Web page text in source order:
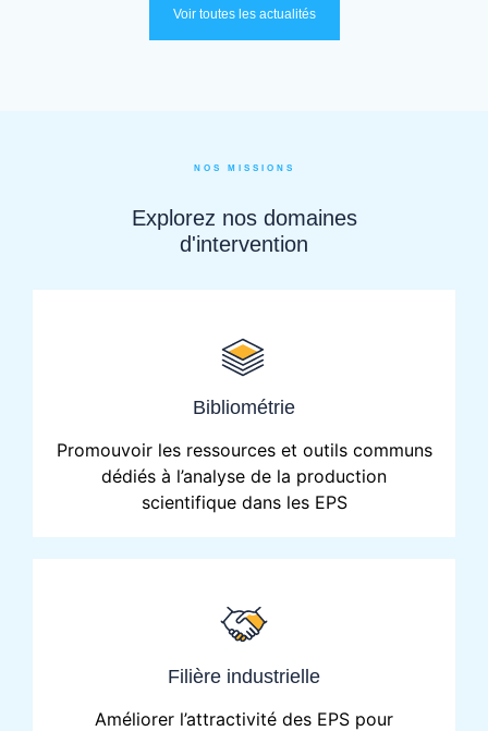
Voir toutes les actualités
NOS MISSIONS
Explorez nos domaines
d'intervention
Bibliométrie
Promouvoir les ressources et outils communs
dédiés à l’analyse de la production
scientifique dans les EPS
Filière industrielle
Améliorer l’attractivité des EPS pour